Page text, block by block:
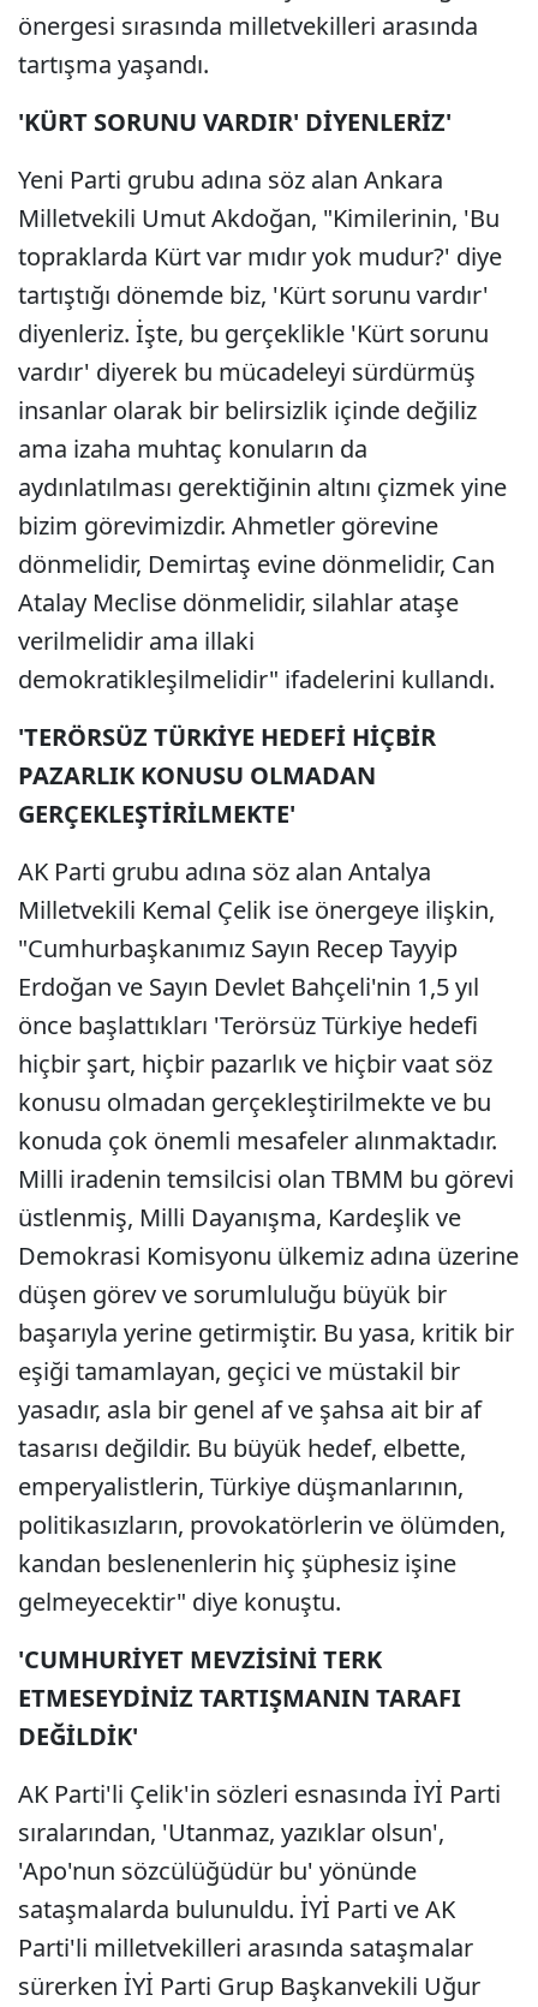
önergesi sırasında milletvekilleri arasında
tartışma yaşandı.
'KÜRT SORUNU VARDIR' DİYENLERİZ'
Yeni Parti grubu adına söz alan Ankara
Milletvekili Umut Akdoğan, "Kimilerinin, 'Bu
topraklarda Kürt var mıdır yok mudur?' diye
tartıştığı dönemde biz, 'Kürt sorunu vardır'
diyenleriz. İşte, bu gerçeklikle 'Kürt sorunu
vardır' diyerek bu mücadeleyi sürdürmüş
insanlar olarak bir belirsizlik içinde değiliz
ama izaha muhtaç konuların da
aydınlatılması gerektiğinin altını çizmek yine
bizim görevimizdir. Ahmetler görevine
dönmelidir, Demirtaş evine dönmelidir, Can
Atalay Meclise dönmelidir, silahlar ataşe
verilmelidir ama illaki
demokratikleşilmelidir" ifadelerini kullandı.
'TERÖRSÜZ TÜRKİYE HEDEFİ HİÇBİR
PAZARLIK KONUSU OLMADAN
GERÇEKLEŞTİRİLMEKTE'
AK Parti grubu adına söz alan Antalya
Milletvekili Kemal Çelik ise önergeye ilişkin,
"Cumhurbaşkanımız Sayın Recep Tayyip
Erdoğan ve Sayın Devlet Bahçeli'nin 1,5 yıl
önce başlattıkları 'Terörsüz Türkiye hedefi
hiçbir şart, hiçbir pazarlık ve hiçbir vaat söz
konusu olmadan gerçekleştirilmekte ve bu
konuda çok önemli mesafeler alınmaktadır.
Milli iradenin temsilcisi olan TBMM bu görevi
üstlenmiş, Milli Dayanışma, Kardeşlik ve
Demokrasi Komisyonu ülkemiz adına üzerine
düşen görev ve sorumluluğu büyük bir
başarıyla yerine getirmiştir. Bu yasa, kritik bir
eşiği tamamlayan, geçici ve müstakil bir
yasadır, asla bir genel af ve şahsa ait bir af
tasarısı değildir. Bu büyük hedef, elbette,
emperyalistlerin, Türkiye düşmanlarının,
politikasızların, provokatörlerin ve ölümden,
kandan beslenenlerin hiç şüphesiz işine
gelmeyecektir" diye konuştu.
'CUMHURİYET MEVZİSİNİ TERK
ETMESEYDİNİZ TARTIŞMANIN TARAFI
DEĞİLDİK'
AK Parti'li Çelik'in sözleri esnasında İYİ Parti
sıralarından, 'Utanmaz, yazıklar olsun',
'Apo'nun sözcülüğüdür bu' yönünde
sataşmalarda bulunuldu. İYİ Parti ve AK
Parti'li milletvekilleri arasında sataşmalar
sürerken İYİ Parti Grup Başkanvekili Uğur